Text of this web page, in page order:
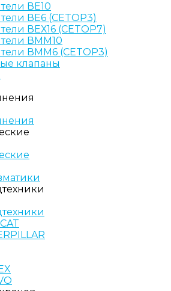
ВЕ10
ВЕ6 (CETOP3)
ВЕХ16 (CETOP7)
ВММ10
ВММ6 (CETOP3)
клапаны